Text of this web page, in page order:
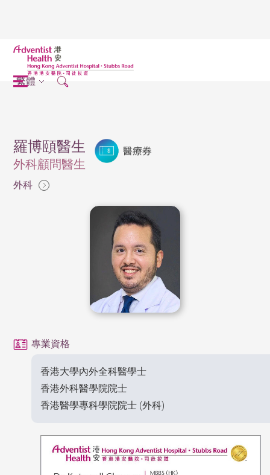
繁體
羅博頤醫生
外科顧問醫生
外科
專業資格
香港大學內外全科醫學士
香港外科醫學院院士
香港醫學專科學院院士 (外科)